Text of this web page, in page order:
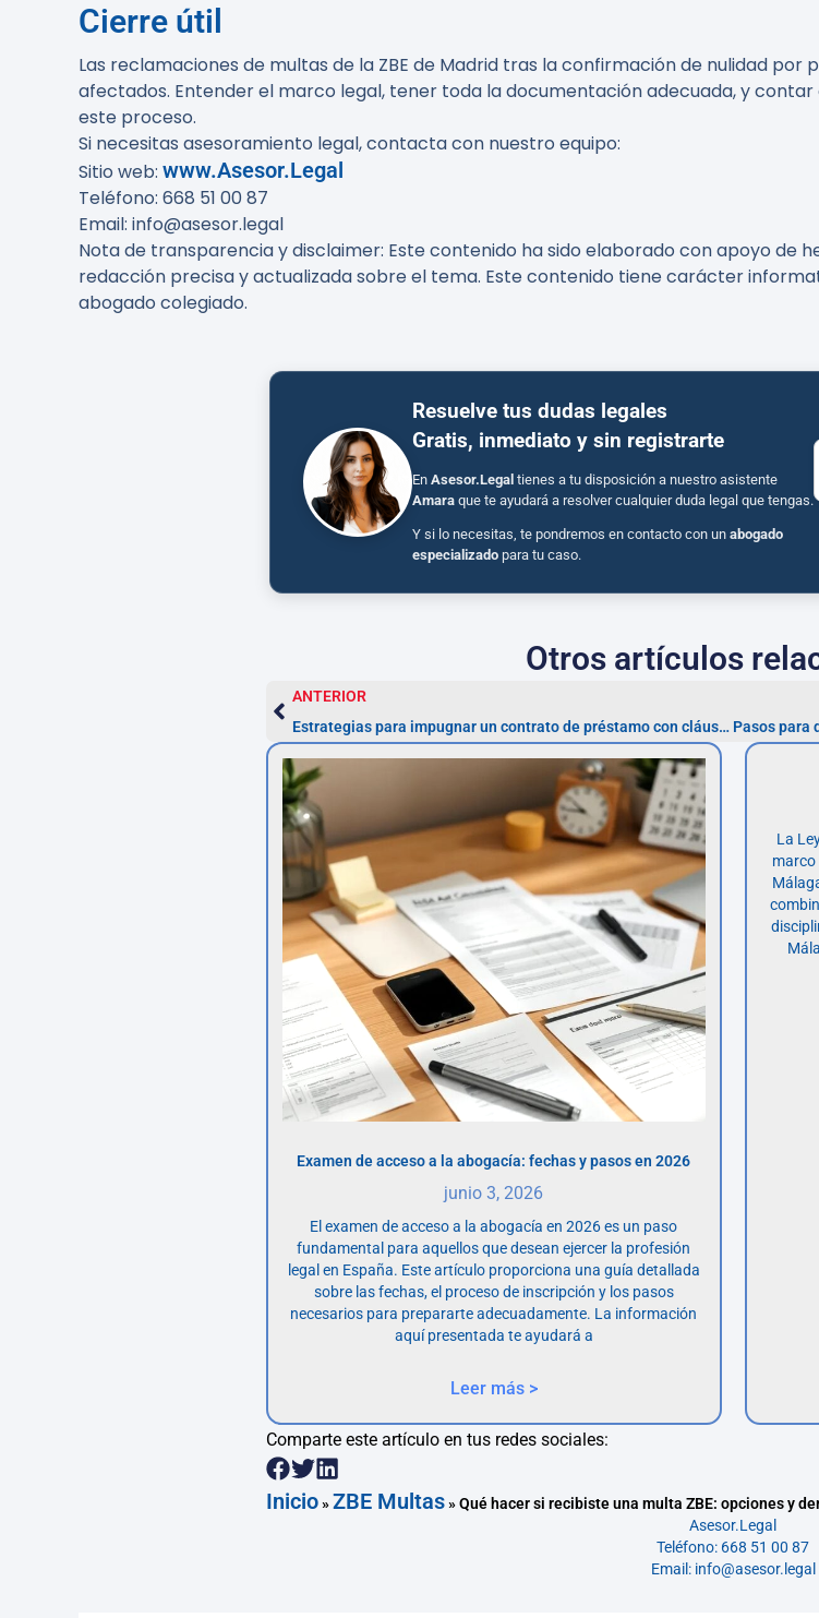
Cierre útil
Las reclamaciones de multas de la ZBE de Madrid tras la confirmación de nulidad
afectados. Entender el marco legal, tener toda la documentación adecuada, y
este proceso.
Si necesitas asesoramiento legal, contacta con nuestro equipo:
Sitio web: www.Asesor.Legal
Teléfono: 668 51 00 87
Email: info@asesor.legal
Nota de transparencia y disclaimer: Este contenido ha sido elaborado con apoyo de
redacción precisa y actualizada sobre el tema. Este contenido tiene carácter
abogado colegiado.
Resuelve tus dudas legales
Gratis, inmediato y sin registrarte
En Asesor.Legal tienes a tu disposición a nuestro asistente
Amara que te ayudará a resolver cualquier duda legal que tengas.
Y si lo necesitas, te pondremos en contacto con un abogado
especializado para tu caso.
Otros artículos
ANTERIOR
Estrategias para impugnar un contrato de préstamo con cláusulas abusivas
Examen de acceso a la abogacía: fechas y pasos en 2026
junio 3, 2026
El examen de acceso a la abogacía en 2026 es un paso
fundamental para aquellos que desean ejercer la profesión
legal en España. Este artículo proporciona una guía detallada
sobre las fechas, el proceso de inscripción y los pasos
necesarios para prepararte adecuadamente. La información
aquí presentada te ayudará a
Leer más >
La
marco
Comparte este artículo en tus redes sociales:
Inicio»ZBE Multas»Qué hacer si recibiste una multa ZBE: opciones y
Asesor.Legal
Teléfono: 668 51 00 87
Email: info@asesor.legal